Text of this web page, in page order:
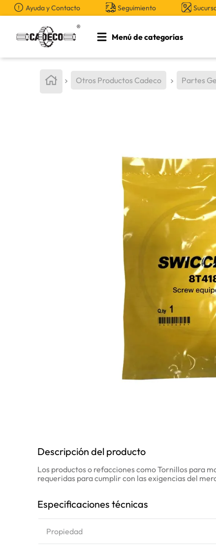
Ayuda y Contacto Seguimiento
Menú de categorías
Otros Productos Cadeco Partes
Descripción del producto
Los productos o refacciones como Tornillos para
requeridas para cumplir con las exigencias del
Especificaciones técnicas
Propiedad
TÉRMINOS MÁS BUSCADOS
puntas
pintura
anticongelante